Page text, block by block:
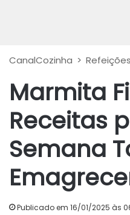
CanalCozinha >
Marmita
Receitas
Semana
Publicado em 16/01/2025 às